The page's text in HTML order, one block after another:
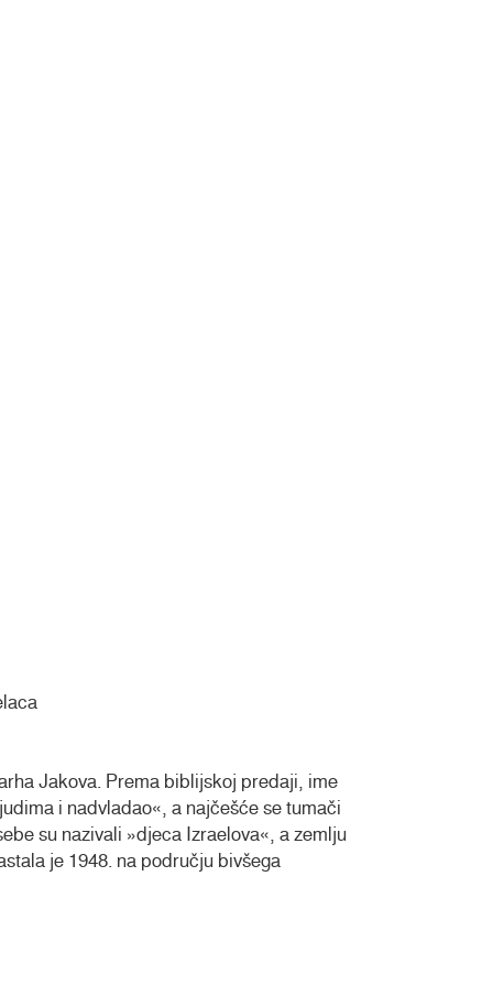
Jakova. Prema biblijskoj predaji, ime
i nadvladao«, a najčešće se tumači
su nazivali »djeca Izraelova«, a zemlju
je 1948. na području bivšega